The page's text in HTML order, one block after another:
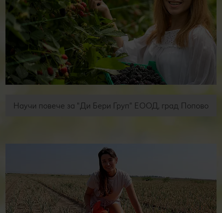
Научи повече за "Ди Бери Груп" ЕООД, град Попово